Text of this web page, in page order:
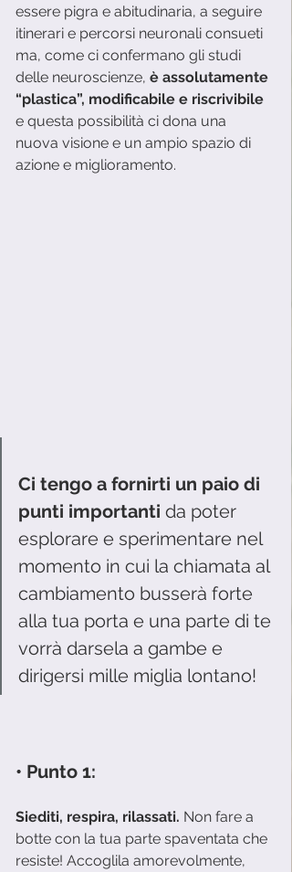
essere pigra e abitudinaria, a seguire
itinerari e percorsi neuronali consueti
ma, come ci confermano gli studi
delle neuroscienze, è assolutamente
“plastica”, modificabile e riscrivibile
e questa possibilità ci dona una
nuova visione e un ampio spazio di
azione e miglioramento.
Ci tengo a fornirti un paio di
punti importanti da poter
esplorare e sperimentare nel
momento in cui la chiamata al
cambiamento busserà forte
alla tua porta e una parte di te
vorrà darsela a gambe e
dirigersi mille miglia lontano!
• Punto 1:
Siediti, respira, rilassati. Non fare a
botte con la tua parte spaventata che
resiste! Accoglila amorevolmente,